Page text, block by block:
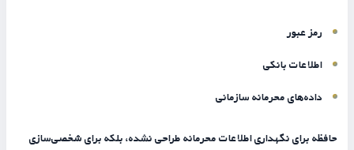
رمز عبور
اطلاعات بانکی
داده‌های محرمانه سازمانی
حافظه برای نگهداری اطلاعات محرمانه طراحی نشده، بلکه برای شخصی‌سازی